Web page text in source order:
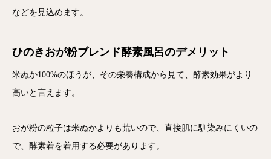
などを見込めます。
ひのきおが粉ブレンド酵素風呂のデメリット
米ぬか100%のほうが、その栄養構成から見て、酵素効果がより
高いと言えます。
おが粉の粒子は米ぬかよりも荒いので、直接肌に馴染みにくいの
で、酵素着を着用する必要があります。